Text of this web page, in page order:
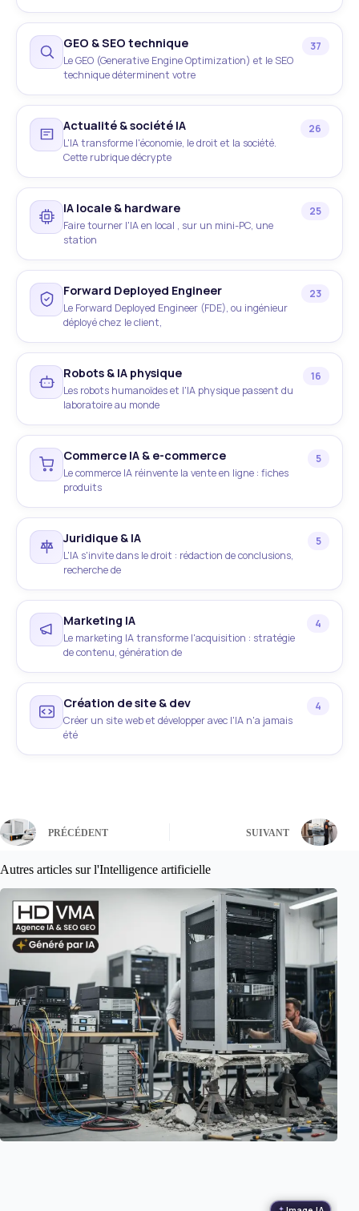
GEO & SEO technique
Le GEO (Generative Engine Optimization) et le SEO
technique déterminent votre
37
Actualité & société IA
L'IA transforme l'économie, le droit et la société.
Cette rubrique décrypte
26
IA locale & hardware
Faire tourner l'IA en local , sur un mini-PC, une
station
25
Forward Deployed Engineer
Le Forward Deployed Engineer (FDE), ou ingénieur
déployé chez le client,
23
Robots & IA physique
Les robots humanoïdes et l'IA physique passent du
laboratoire au monde
16
Commerce IA & e-commerce
Le commerce IA réinvente la vente en ligne : fiches
produits
5
Juridique & IA
L'IA s'invite dans le droit : rédaction de conclusions,
recherche de
5
Marketing IA
Le marketing IA transforme l'acquisition : stratégie
de contenu, génération de
4
Création de site & dev
Créer un site web et développer avec l'IA n'a jamais
été
4
PRÉCÉDENT SUIVANT
Autres articles sur l'Intelligence artificielle